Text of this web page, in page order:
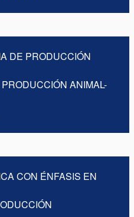
DE PRODUCCIÓN
ANIMAL-
CON ÉNFASIS EN